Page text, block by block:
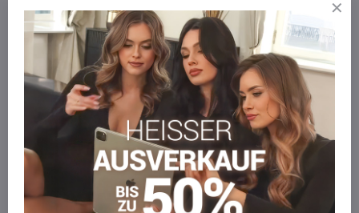
SICHERE ZAHLUNGEN
Gesicherte Online-Zahlungen
Ware auf Lager
Wir versenden sofort
Werden Sie Teil von everlady
Werden Sie Teil von everlady und genießen Sie einen5 %
Mitgliedervorteilbei jedem Einkauf.
Der Vorteil wird automatisch im Warenkorb angewendet.
Möchten Sie mehr bestellen, als wir
auf Lager haben?